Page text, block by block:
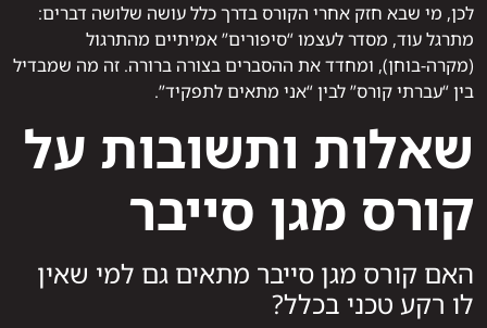
לכן, מי שבא חזק אחרי הקורס בדרך כלל עושה שלושה דברים:
מתרגל עוד, מסדר לעצמו “סיפורים” אמיתיים מהתרגול
(מקרה-בוחן), ומחדד את ההסברים בצורה ברורה. זה מה שמבדיל
בין “עברתי קורס” לבין “אני מתאים לתפקיד”.
שאלות ותשובות על
קורס מגן סייבר
האם קורס מגן סייבר מתאים גם למי שאין
לו רקע טכני בכלל?